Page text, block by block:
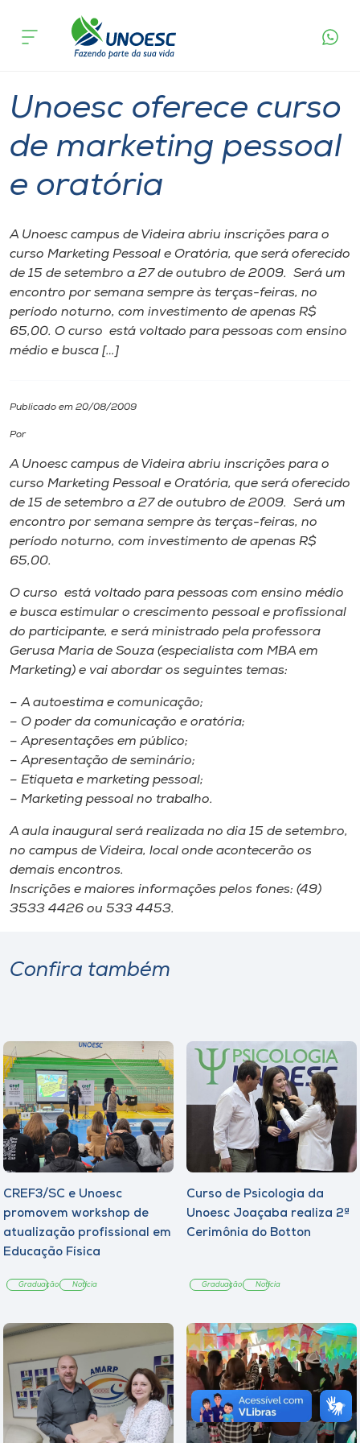
Cursos
Pesquisa
Atendimento ao Estudante
Portal de Ensino
A
Internacionalização
Cultura
CPA
Biblioteca
Editora
Museu
Unoesc
Store
Selecione
o idioma
A-
acontece
Unoesc oferece curso
de marketing pessoal
e oratória
A Unoesc campus de Videira abriu inscrições para o
curso Marketing Pessoal e Oratória, que será oferecido
de 15 de setembro a 27 de outubro de 2009. Será um
encontro por semana sempre às terças-feiras, no
período noturno, com investimento de apenas R$
65,00. O curso está voltado para pessoas com ensino
médio e busca […]
Publicado em 20/08/2009
Por
A Unoesc campus de Videira abriu inscrições para o
curso Marketing Pessoal e Oratória, que será oferecido
de 15 de setembro a 27 de outubro de 2009. Será um
encontro por semana sempre às terças-feiras, no
período noturno, com investimento de apenas R$
65,00.
O curso está voltado para pessoas com ensino médio
e busca estimular o crescimento pessoal e profissional
do participante, e será ministrado pela professora
Gerusa Maria de Souza (especialista com MBA em
Marketing) e vai abordar os seguintes temas:
– A autoestima e comunicação;
– O poder da comunicação e oratória;
– Apresentações em público;
– Apresentação de seminário;
– Etiqueta e marketing pessoal;
– Marketing pessoal no trabalho.
A aula inaugural será realizada no dia 15 de setembro,
no campus de Videira, local onde acontecerão os
demais encontros.
Inscrições e maiores informações pelos fones: (49)
3533 4426 ou 533 4453.
Confira também
CREF3/SC e Unoesc
promovem workshop de
atualização profissional em
Educação Física
Graduação Notícia
Curso de Psicologia da
Unoesc Joaçaba realiza 2ª
Cerimônia do Botton
Graduação Notícia